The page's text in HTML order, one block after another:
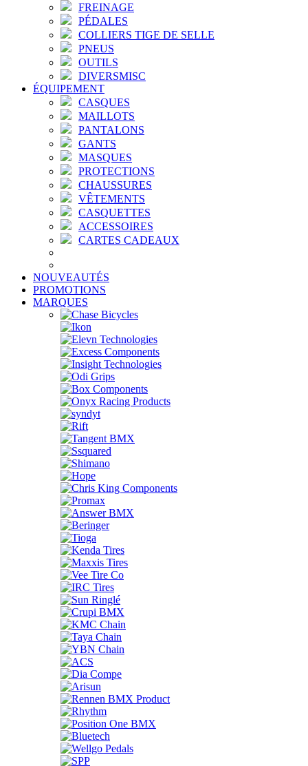
FREINAGE
PÉDALES
COLLIERS TIGE DE SELLE
PNEUS
OUTILS
DIVERSMISC
ÉQUIPEMENT
CASQUES
MAILLOTS
PANTALONS
GANTS
MASQUES
PROTECTIONS
CHAUSSURES
VÊTEMENTS
CASQUETTES
ACCESSOIRES
CARTES CADEAUX
NOUVEAUTÉS
PROMOTIONS
MARQUES